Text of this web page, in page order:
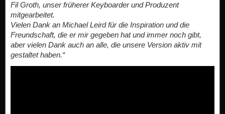
Fil Groth, unser früherer Keyboarder und Produzent
mitgearbeitet.
Vielen Dank an Michael Leird für die Inspiration und die
Freundschaft, die er mir gegeben hat und immer noch gibt,
aber vielen Dank auch an alle, die unsere Version aktiv mit
gestaltet haben.“